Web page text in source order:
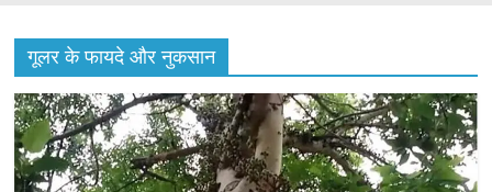
गूलर के फायदे और नुकसान